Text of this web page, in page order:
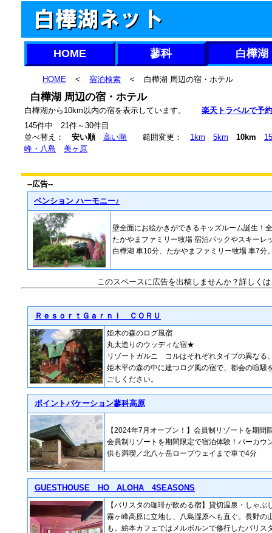
HOME 蓼科 白樺湖
HOME < 宿泊検索 < 白樺湖 周辺の宿・ホテル
白樺湖 周辺の宿・ホテル
白樺湖から10km以内の宿を表示しています。 楽天トラベルで予
145件中 21件～30件目
並べ替え： 安い順 高い順 範囲変更： 1km 5km 10km
峰・八島
美ヶ原
--広告--
ペンション ハーモニー♪
壁全面にお絵かきができるキッズルーム誕生！
たかやまファミリー牧場 宿泊パックやスキーレ
白樺湖 車10分、たかやまファミリー牧場 車7分
このスペースに広告を出稿しませんか？詳しくは
ＲｅｓｏｒｔＧａｒｎｉ ＣＯＲＵ
姫木の森のログ風宿
丸太造りのウッディな宿★
リゾートガルニ コルはそれぞれタイプの異なる
姫木平の森の中に建つログ風の宿で、都会の喧騒
ごしください。
ポイントバケーション蓼科高原
【2024年7月オープン！】会員制リゾートを期間
会員制リゾートを期間限定で宿泊体験！バーカウ
供も満喫／北八ヶ岳ロープウェイまで車で4分
GUESTHOUSE HO ALOHA 4SEASONS
【バリスタの珈琲が飲める宿】貸切温泉・しゃぶ
霧ヶ峰高原に立地し、八島湿原へも直ぐ。長野の
も。絵本カフェではメルボルンで修行したバリス